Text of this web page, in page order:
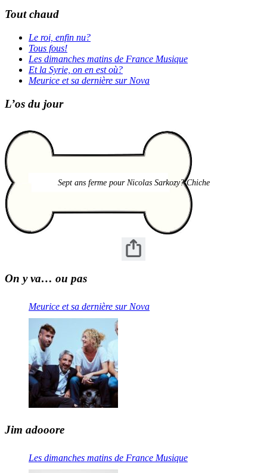
Tout chaud
Le roi, enfin nu?
Tous fous!
Les dimanches matins de France Musique
Et la Syrie, on en est où?
Meurice et sa dernière sur Nova
L’os du jour
Sept ans ferme pour Nicolas Sarkozy? Chiche
On y va… ou pas
Meurice et sa dernière sur Nova
Jim adooore
Les dimanches matins de France Musique